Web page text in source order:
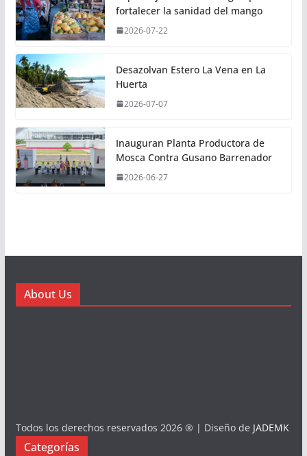
fortalecer la sanidad del mango
2026-07-22
Desazolvan Estero La Vena en La
Huerta
2026-07-07
Inauguran Planta Productora de
Mosca Contra Gusano Barrenador
2026-06-27
About Us
Todos los derechos reservados 2026 ® | Diseño de JADEMK
Categorías